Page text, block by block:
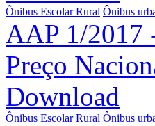
Ônibus Escolar Rural Ônibus
AAP 1/2017
Preço
Download
Ônibus Escolar Rural Ônibus